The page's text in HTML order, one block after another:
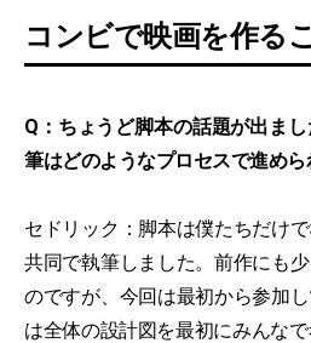
コンビで映画を作る
Q：ちょうど脚本の話題が出ま
筆はどのようなプロセスで進め
セドリック：脚本は僕たちだけ
共同で執筆しました。前作にも
のですが、今回は最初から参加
は全体の設計図を最初にみんな